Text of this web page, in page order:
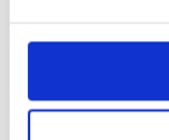
[współaut.]
[et al.] Kobiety
naprzeciw